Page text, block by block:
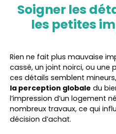
Soigner les
les petites
Rien ne fait plus mauvaise
cassé, un joint noirci, ou une
ces détails semblent
la perception globale du
l’impression d’un logement
nombreux travaux, ce qui
décision d’achat.